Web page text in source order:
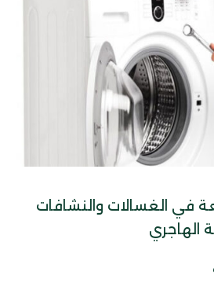
في الغسالات والنشافات
الهاجري